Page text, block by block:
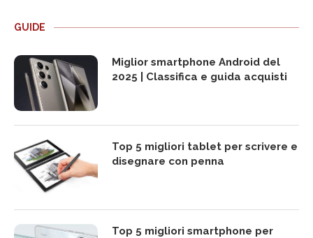
GUIDE
Miglior smartphone Android del
2025 | Classifica e guida acquisti
Top 5 migliori tablet per scrivere e
disegnare con penna
Top 5 migliori smartphone per